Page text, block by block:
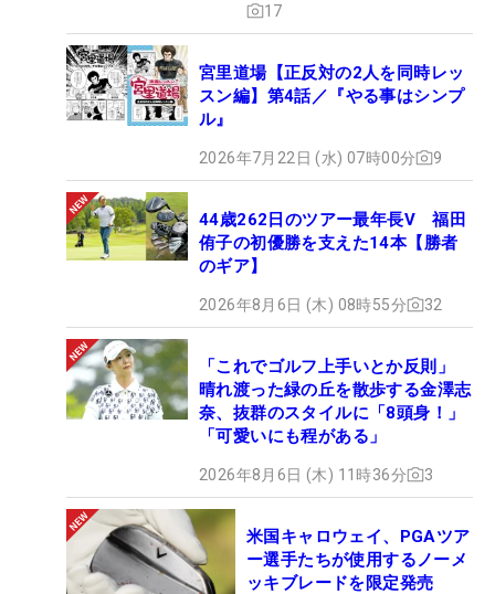
17
宮里道場【正反対の2人を同時レッ
スン編】第4話／『やる事はシンプ
ル』
2026年7月22日 (水) 07時00分 9
44歳262日のツアー最年長V 福田
侑子の初優勝を支えた14本【勝者
のギア】
2026年8月6日 (木) 08時55分 32
「これでゴルフ上手いとか反則」
晴れ渡った緑の丘を散歩する金澤志
奈、抜群のスタイルに「8頭身！」
「可愛いにも程がある」
2026年8月6日 (木) 11時36分 3
米国キャロウェイ、PGAツア
ー選手たちが使用するノーメ
ッキブレードを限定発売